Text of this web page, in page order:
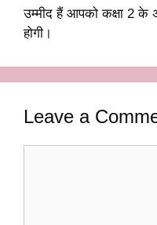
उम्मीद हैं आपको कक्षा 2 के
होगी।
Leave a